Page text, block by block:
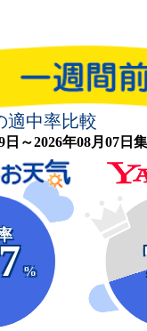
中率比較
～2026年08月07日
%